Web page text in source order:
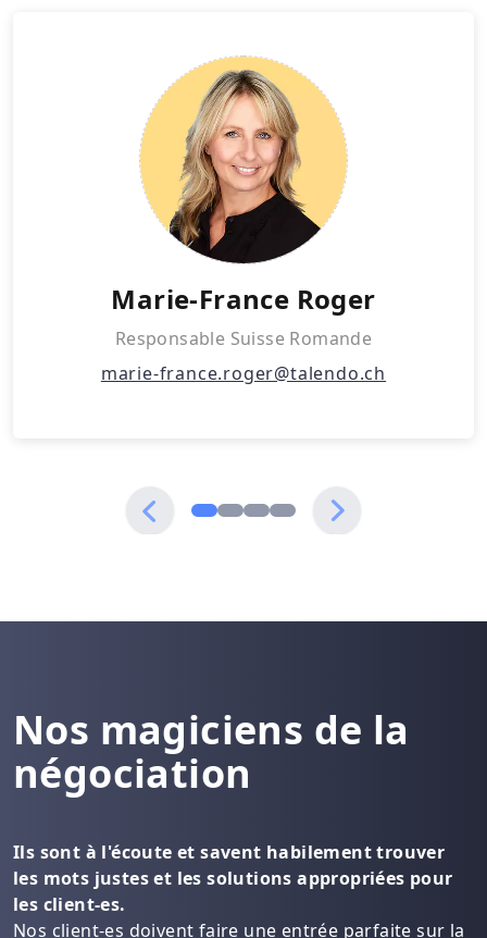
Marie-France Roger
Responsable Suisse Romande
marie-france.roger@talendo.ch
Nos magiciens de la
négociation
Ils sont à l'écoute et savent habilement trouver
les mots justes et les solutions appropriées pour
les client-es.
Nos client-es doivent faire une entrée parfaite sur la